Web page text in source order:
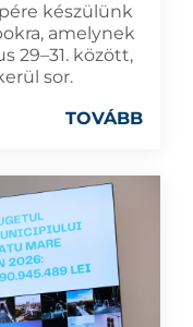
készülünk
amelynek
29–31. között,
sor.
TOVÁBB